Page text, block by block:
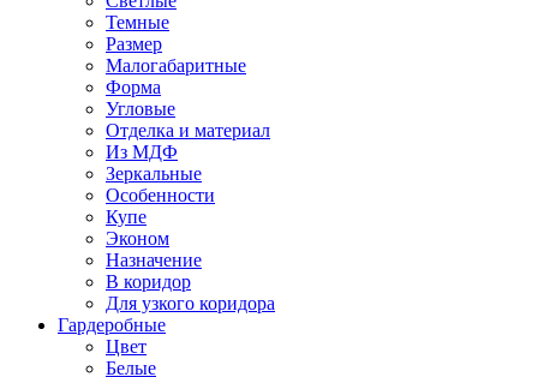
Темные
Размер
Малогабаритные
Форма
Угловые
Отделка и материал
Из МДФ
Зеркальные
Особенности
Купе
Эконом
Назначение
В коридор
Для узкого коридора
Гардеробные
Цвет
Белые